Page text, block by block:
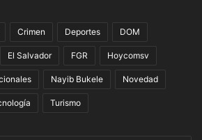
Crimen Deportes DOM
El Salvador FGR Hoycomsv
Nayib Bukele Novedad
Turismo